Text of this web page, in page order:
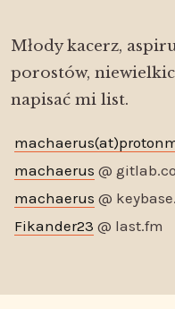
Młody kacerz,
porostów,
napisać mi list.
machaerus @
machaerus @
Fikander23 @ last.fm